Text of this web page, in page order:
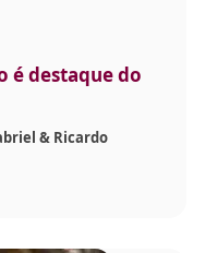
é destaque do
& Ricardo